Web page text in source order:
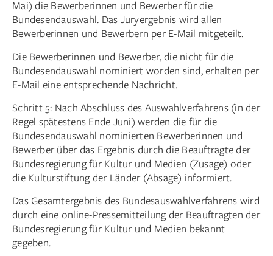
Mai) die Bewerberinnen und Bewerber für die
Bundesendauswahl. Das Juryergebnis wird allen
Bewerberinnen und Bewerbern per E-Mail mitgeteilt.
Die Bewerberinnen und Bewerber, die nicht für die
Bundesendauswahl nominiert worden sind, erhalten per
E-Mail eine entsprechende Nachricht.
Schritt 5: Nach Abschluss des Auswahlverfahrens (in der
Regel spätestens Ende Juni) werden die für die
Bundesendauswahl nominierten Bewerberinnen und
Bewerber über das Ergebnis durch die Beauftragte der
Bundesregierung für Kultur und Medien (Zusage) oder
die Kulturstiftung der Länder (Absage) informiert.
Das Gesamtergebnis des Bundesauswahlverfahrens wird
durch eine online-Pressemitteilung der Beauftragten der
Bundesregierung für Kultur und Medien bekannt
gegeben.